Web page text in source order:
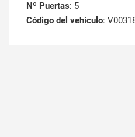
Nº Puertas: 5
Código del vehículo: